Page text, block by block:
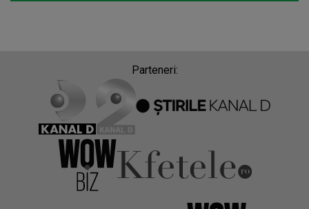
Parteneri: